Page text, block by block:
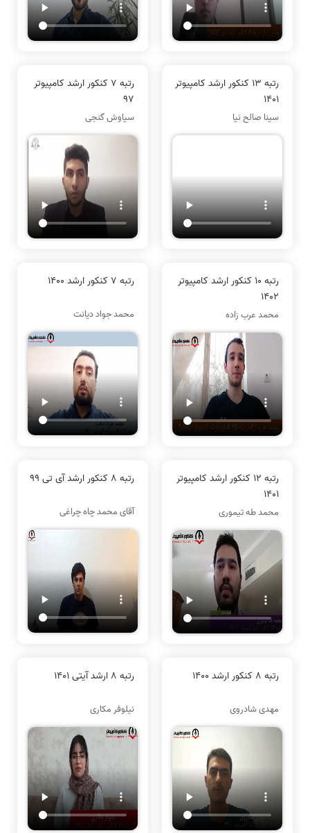
رتبه 13 کنکور ارشد کامپیوتر
1401
سینا صالح نیا
رتبه 7 کنکور ارشد کامپیوتر
97
سیاوش گنجی
رتبه 10 کنکور ارشد کامپیوتر
1402
محمد عرب زاده
رتبه 7 کنکور ارشد 1400
محمد جواد دیانت
رتبه 12 کنکور ارشد کامپیوتر
1401
محمد طه تیموری
رتبه 8 کنکور ارشد آی تی 99
آقای محمد چاه چراغی
رتبه 8 کنکور ارشد 1400
مهدی شادروی
رتبه 8 ارشد آیتی 1401
نیلوفر مکاری